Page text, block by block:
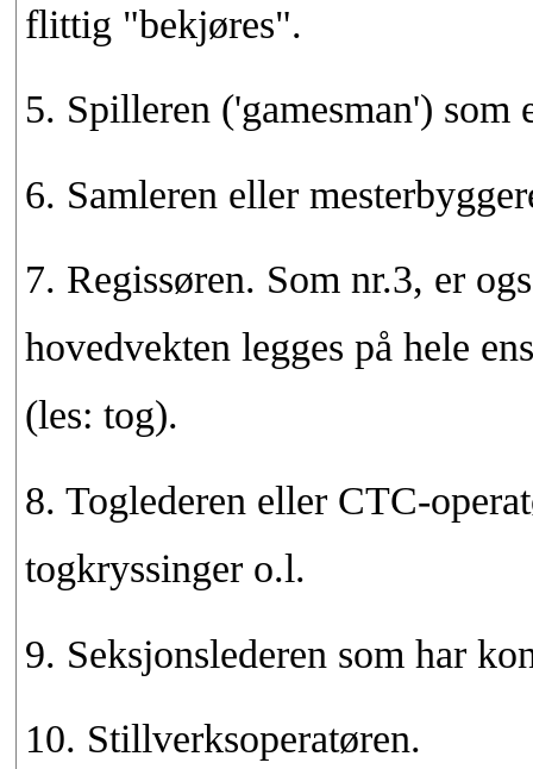
flittig "bekjøres".
5. Spilleren ('gamesman') som
6. Samleren eller
7. Regissøren. Som nr.3, er
hovedvekten legges på hele
(les: tog).
8. Toglederen eller CTC-
togkryssinger o.l.
9. Seksjonslederen som har
10. Stillverksoperatøren.